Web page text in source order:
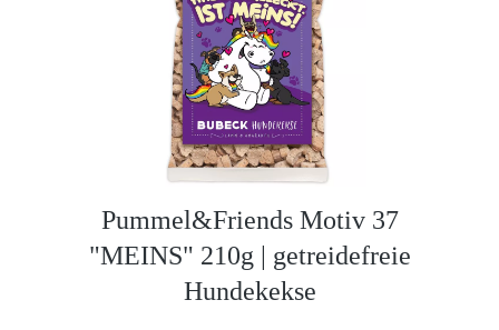
Pummel&Friends Motiv 37
"MEINS" 210g | getreidefreie
Hundekekse